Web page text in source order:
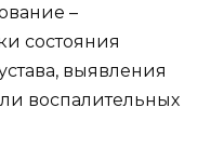
–
состояния
выявления
воспалительных